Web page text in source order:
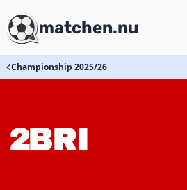
matchen.nu
Championship 2025/26
2BRI